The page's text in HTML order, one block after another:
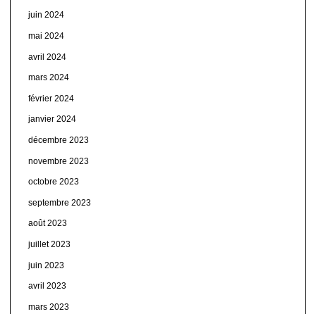
juin 2024
mai 2024
avril 2024
mars 2024
février 2024
janvier 2024
décembre 2023
novembre 2023
octobre 2023
septembre 2023
août 2023
juillet 2023
juin 2023
avril 2023
mars 2023